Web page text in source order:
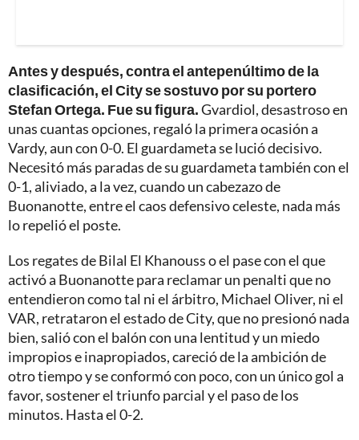
Antes y después, contra el antepenúltimo de la
clasificación, el City se sostuvo por su portero
Stefan Ortega. Fue su figura.Gvardiol, desastroso en
unas cuantas opciones, regaló la primera ocasión a
Vardy, aun con 0-0. El guardameta se lució decisivo.
Necesitó más paradas de su guardameta también con el
0-1, aliviado, a la vez, cuando un cabezazo de
Buonanotte, entre el caos defensivo celeste, nada más
lo repelió el poste.
Los regates de Bilal El Khanouss o el pase con el que
activó a Buonanotte para reclamar un penalti que no
entendieron como tal ni el árbitro, Michael Oliver, ni el
VAR, retrataron el estado de City, que no presionó nada
bien, salió con el balón con una lentitud y un miedo
impropios e inapropiados, careció de la ambición de
otro tiempo y se conformó con poco, con un único gol a
favor, sostener el triunfo parcial y el paso de los
minutos. Hasta el 0-2.